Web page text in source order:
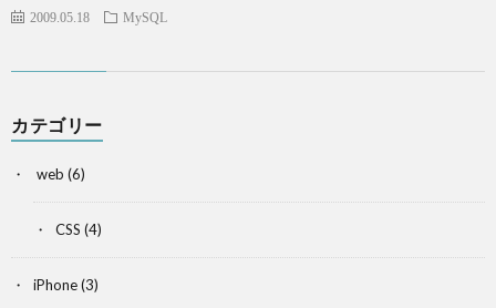
2009.05.18 MySQL
カテゴリー
web (6)
CSS (4)
iPhone(3)